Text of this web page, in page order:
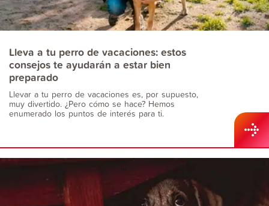
Lleva a tu perro de vacaciones: estos
consejos te ayudarán a estar bien
preparado
Llevar a tu perro de vacaciones es, por supuesto,
muy divertido. ¿Pero cómo se hace? Hemos
enumerado los puntos de interés para ti.